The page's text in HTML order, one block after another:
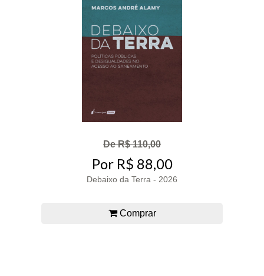
De R$ 110,00
Por R$ 88,00
Debaixo da Terra - 2026
Comprar